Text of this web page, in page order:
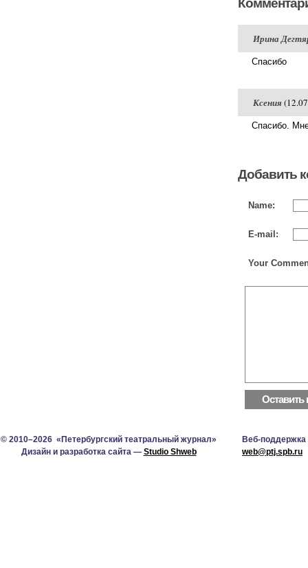
Ирина
Спасибо
Ксения
Спасибо.
Добавить
Name:
E-mail:
Your
© 2010–2026 «Петербургский театральный журнал»
Дизайн и разработка сайта — Studio Shweb
Веб-поддержка
web@ptj.spb.ru